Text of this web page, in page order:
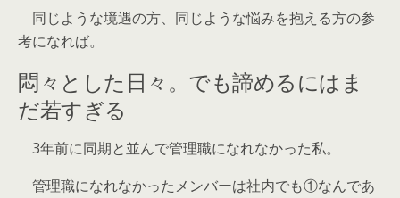
同じような境遇の方、同じような悩みを抱える方の参
考になれば。
悶々とした日々。でも諦めるにはま
だ若すぎる
3年前に同期と並んで管理職になれなかった私。
管理職になれなかったメンバーは社内でも①なんであ